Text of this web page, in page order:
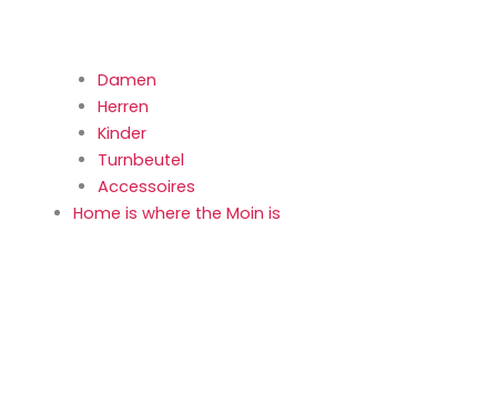
Damen
Herren
Kinder
Turnbeutel
Accessoires
Home is where the Moin is